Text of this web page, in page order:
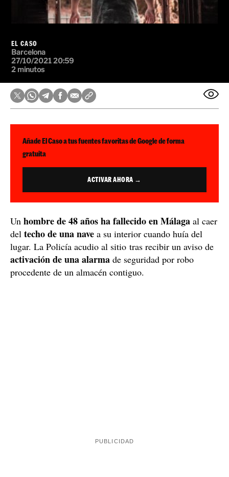
EL CASO
Barcelona
27/10/2021 20:59
2 minutos
Añade El Caso a tus fuentes favoritas de Google de forma
gratuita
ACTIVAR AHORA →
Un hombre de 48 años ha fallecido en Málaga al caer
del techo de una nave a su interior cuando huía del
lugar. La Policía acudio al sitio tras recibir un aviso de
activación de una alarma de seguridad por robo
procedente de un almacén contiguo.